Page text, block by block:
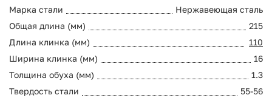
Марка стали
Нержавеющая сталь
Общая длина (мм)
215
Длина клинка (мм)
110
Ширина клинка (мм)
16
Толщина обуха (мм)
1.3
Твердость стали
55-56